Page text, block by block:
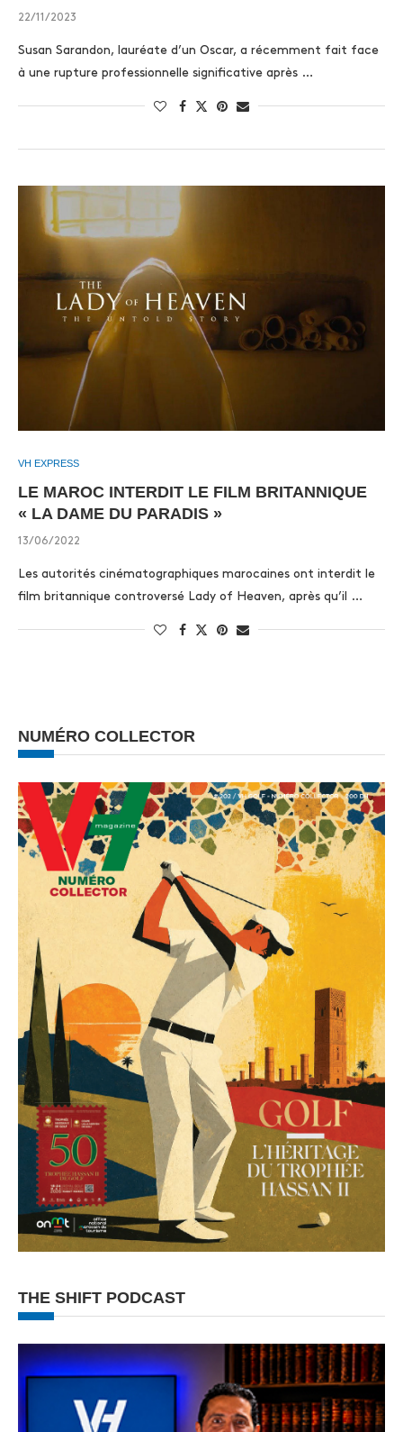
22/11/2023
Susan Sarandon, lauréate d’un Oscar, a récemment fait face
à une rupture professionnelle significative après …
VH EXPRESS
LE MAROC INTERDIT LE FILM BRITANNIQUE
« LA DAME DU PARADIS »
13/06/2022
Les autorités cinématographiques marocaines ont interdit le
film britannique controversé Lady of Heaven, après qu’il …
NUMÉRO COLLECTOR
THE SHIFT PODCAST